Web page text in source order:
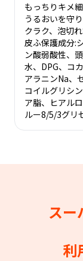
もっちりキメ
うるおいを守
クラク、泡切
皮ふ保護成分:
ン酸弱酸性、
水、DPG、コ
アラニンNa、
コイルグリシ
ア脂、ヒアル
ルー8/5/3グリ
スー
利